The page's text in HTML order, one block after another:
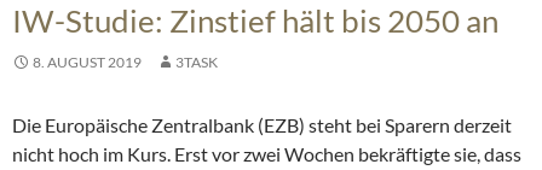
IW-Studie: Zinstief hält bis 2050 an
8. AUGUST 2019 3TASK
Die Europäische Zentralbank (EZB) steht bei Sparern derzeit
nicht hoch im Kurs. Erst vor zwei Wochen bekräftigte sie, dass